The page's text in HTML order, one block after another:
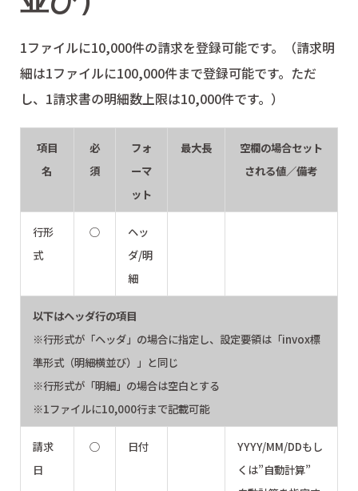
1ファイルに10,000件の請求を登録可能です。（請求明
細は1ファイルに100,000件まで登録可能です。ただ
し、1請求書の明細数上限は10,000件です。）
項目
名
必
須
フォ
ーマ
ット
最大長
空欄の場合セット
される値／備考
行形
式
○
ヘッ
ダ/明
細
以下はヘッダ行の項目
※行形式が「ヘッダ」の場合に指定し、設定要領は「invox標
準形式（明細横並び）」と同じ
※行形式が「明細」の場合は空白とする
※1ファイルに10,000行まで記載可能
請求
日
○ 日付
YYYY/MM/DDもし
くは”自動計算”